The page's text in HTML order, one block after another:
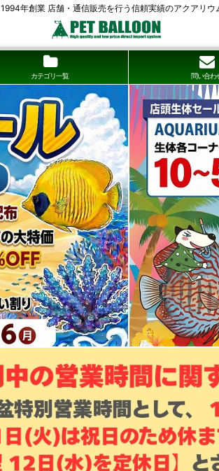
1994年創業 店舗・通信販売を行う信頼実績のアクアリウ
カテゴリ一覧 問い合わ